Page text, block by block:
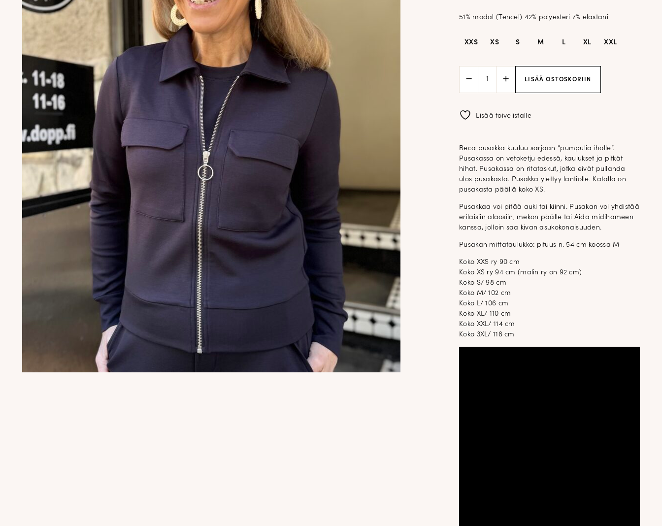
51% modal (Tencel) 42% polyesteri 7% elastani
XXS XS S M L XL XXL
Beca
pusakka
tummansininen
LISÄÄ OSTOSKORIIN
Lisää toivelistalle
Beca pusakka kuuluu sarjaan ”pumpulia iholle”.
Pusakassa on vetoketju edessä, kaulukset ja pitkät
hihat. Pusakassa on ritataskut, jotka eivät pullahda
ulos pusakasta. Pusakka ylettyy lantiolle. Katalla on
pusakasta päällä koko XS.
Pusakkaa voi pitää auki tai kiinni. Pusakan voi yhdistää
erilaisiin alaosiin, mekon päälle tai Aida midihameen
kanssa, jolloin saa kivan asukokonaisuuden.
Pusakan mittataulukko: pituus n. 54 cm koossa M
Koko XXS ry 90 cm
Koko XS ry 94 cm (malin ry on 92 cm)
Koko S/ 98 cm
Koko M/ 102 cm
Koko L/ 106 cm
Koko XL/ 110 cm
Koko XXL/ 114 cm
Koko 3XL/ 118 cm